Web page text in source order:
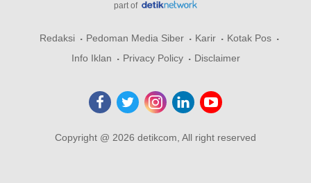
part of
Redaksi Pedoman Media Siber Karir
Kotak Pos
Info Iklan
Privacy Policy Disclaimer
Copyright @ 2026 detikcom, All right reserved